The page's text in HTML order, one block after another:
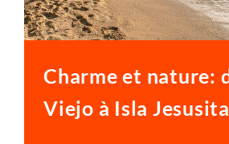
Charme et nature:
Viejo à Isla Jesusita